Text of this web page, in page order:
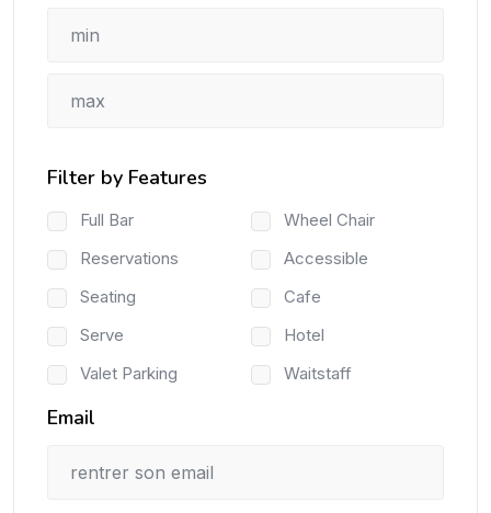
Filter by Features
Full Bar
Wheel Chair
Reservations
Accessible
Seating
Cafe
Serve
Hotel
Valet Parking
Waitstaff
Email